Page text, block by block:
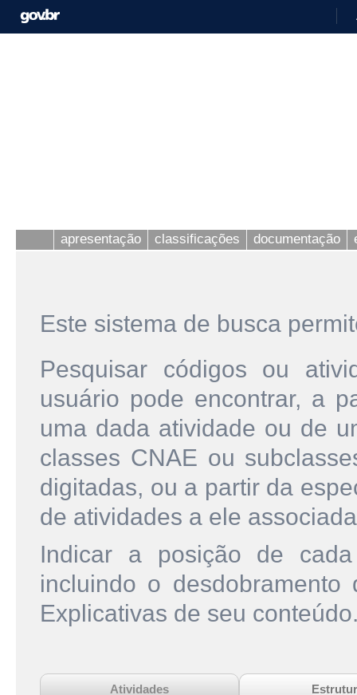
apresentação classificações documentação
Este sistema de busca
Pesquisar códigos ou
usuário pode encontrar, a
uma dada atividade ou de
classes CNAE ou
digitadas, ou a partir da
de atividades a ele
Indicar a posição de
incluindo o
Explicativas de seu
Atividades